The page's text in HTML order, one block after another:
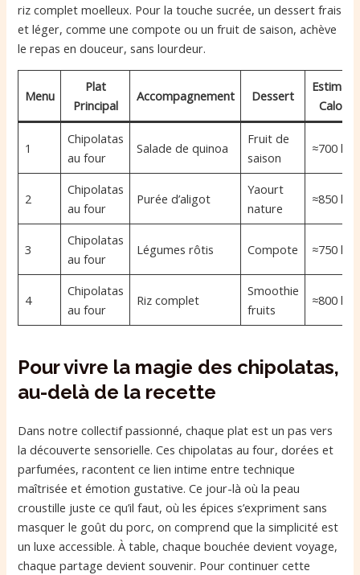
riz complet moelleux. Pour la touche sucrée, un dessert frais
et léger, comme une compote ou un fruit de saison, achève
le repas en douceur, sans lourdeur.
Menu
Plat
Principal
Accompagnement Dessert
1
Chipolatas
au four
Salade de quinoa
Fruit de
saison
≈700 kcal
2
Chipolatas
au four
Purée d’aligot
Yaourt
nature
≈850 kcal
3
Chipolatas
au four
Légumes rôtis Compote ≈750 kcal
4
Chipolatas
au four
Riz complet
Smoothie
fruits
≈800 kcal
Pour vivre la magie des chipolatas,
au-delà de la recette
Dans notre collectif passionné, chaque plat est un pas vers
la découverte sensorielle. Ces chipolatas au four, dorées et
parfumées, racontent ce lien intime entre technique
maîtrisée et émotion gustative. Ce jour-là où la peau
croustille juste ce qu’il faut, où les épices s’expriment sans
masquer le goût du porc, on comprend que la simplicité est
un luxe accessible. À table, chaque bouchée devient voyage,
chaque partage devient souvenir. Pour continuer cette